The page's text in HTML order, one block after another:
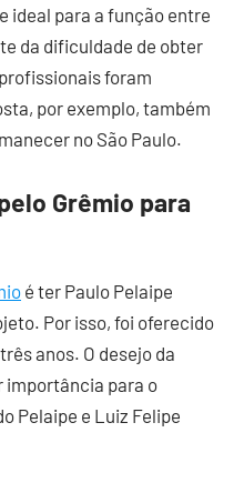
ideal para a função entre
da dificuldade de obter
foram
por exemplo, também
no São Paulo.
Grêmio para
é ter Paulo Pelaipe
Por isso, foi oferecido
anos. O desejo da
para o
Pelaipe e Luiz Felipe